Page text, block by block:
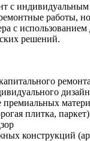
с индивидуальным
работы,
с
решений.
ремонта
премиальных
плитка, паркет)
конструкций